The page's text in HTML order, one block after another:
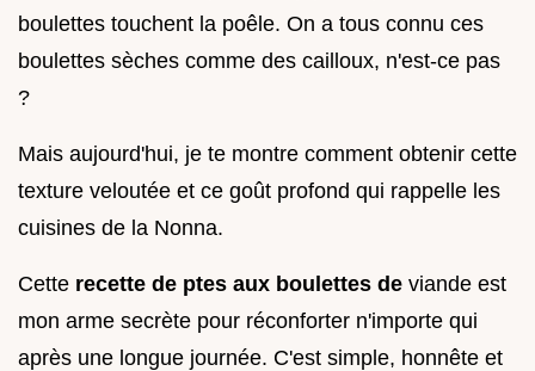
boulettes touchent la poêle. On a tous connu ces
boulettes sèches comme des cailloux, n'est-ce pas
?
Mais aujourd'hui, je te montre comment obtenir cette
texture veloutée et ce goût profond qui rappelle les
cuisines de la Nonna.
Cette recette de ptes aux boulettes de viande est
mon arme secrète pour réconforter n'importe qui
après une longue journée. C'est simple, honnête et